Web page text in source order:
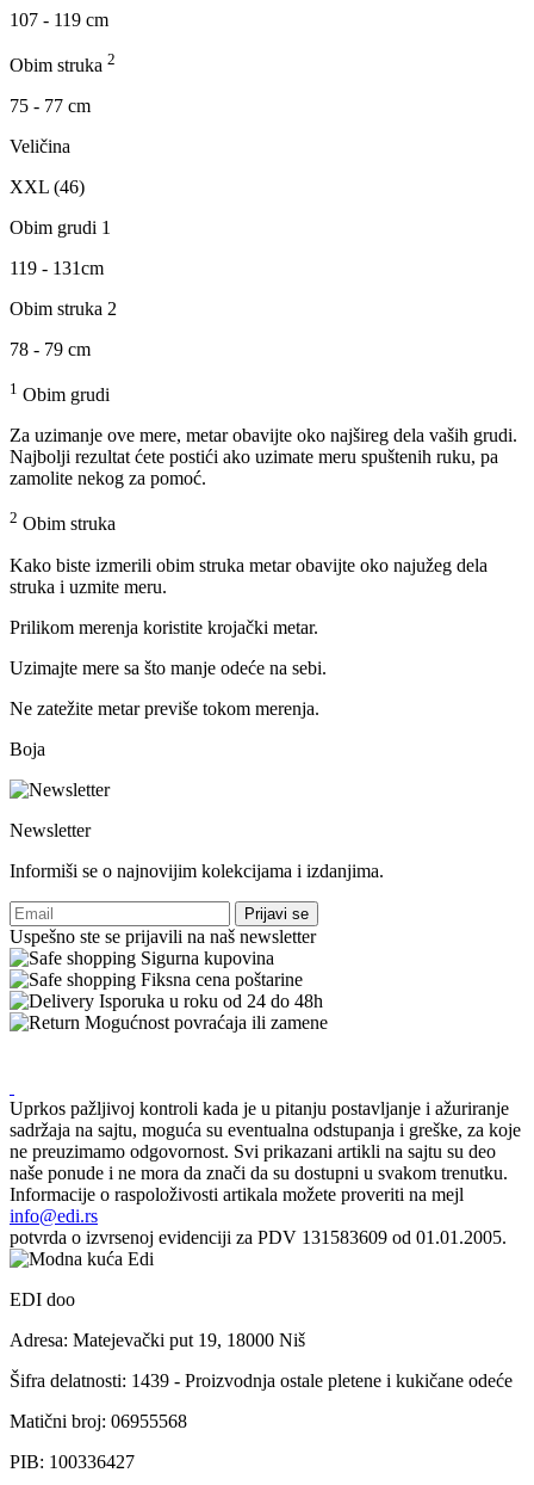
107 - 119 cm
Obim struka 2
75 - 77 cm
Veličina
XXL (46)
Obim grudi 1
119 - 131cm
Obim struka 2
78 - 79 cm
1 Obim grudi
Za uzimanje ove mere, metar obavijte oko najšireg dela vaših grudi.
Najbolji rezultat ćete postići ako uzimate meru spuštenih ruku, pa
zamolite nekog za pomoć.
2 Obim struka
Kako biste izmerili obim struka metar obavijte oko najužeg dela
struka i uzmite meru.
Prilikom merenja koristite krojački metar.
Uzimajte mere sa što manje odeće na sebi.
Ne zatežite metar previše tokom merenja.
Boja
Newsletter
Informiši se o najnovijim kolekcijama i izdanjima.
Prijavi se
Uspešno ste se prijavili na naš newsletter
Sigurna kupovina
Fiksna cena poštarine
Isporuka u roku od 24 do 48h
Mogućnost povraćaja ili zamene
Uprkos pažljivoj kontroli kada je u pitanju postavljanje i ažuriranje
sadržaja na sajtu, moguća su eventualna odstupanja i greške, za koje
ne preuzimamo odgovornost. Svi prikazani artikli na sajtu su deo
naše ponude i ne mora da znači da su dostupni u svakom trenutku.
Informacije o raspoloživosti artikala možete proveriti na mejl
info@edi.rs
potvrda o izvrsenoj evidenciji za PDV 131583609 od 01.01.2005.
EDI doo
Adresa: Matejevački put 19, 18000 Niš
Šifra delatnosti: 1439 - Proizvodnja ostale pletene i kukičane odeće
Matični broj: 06955568
PIB: 100336427